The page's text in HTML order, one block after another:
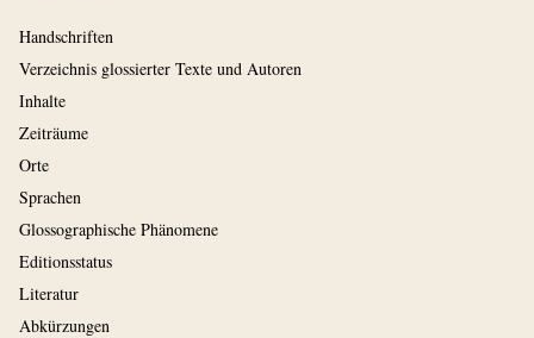
Handschriften
Verzeichnis glossierter Texte und Autoren
Inhalte
Zeiträume
Orte
Sprachen
Glossographische Phänomene
Editionsstatus
Literatur
Abkürzungen